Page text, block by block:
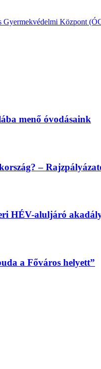
Gyermekvédelmi Központ
menő óvodásaink
–
HÉV-aluljáró
a Főváros helyett”